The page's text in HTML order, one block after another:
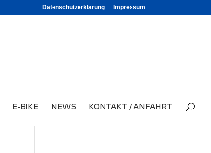
Datenschutzerklärung Impressum
E-BIKE NEWS KONTAKT / ANFAHRT